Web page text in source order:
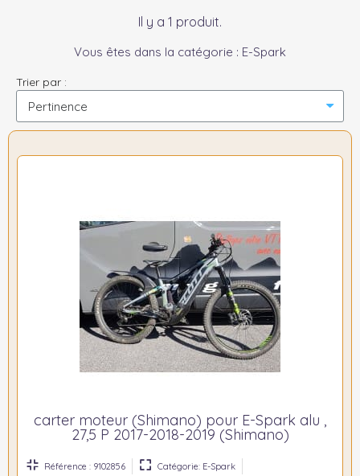
Il y a 1 produit.
Vous êtes dans la catégorie : E-Spark
Trier par :
carter moteur (Shimano) pour E-Spark alu ,
27,5 P 2017-2018-2019 (Shimano)
Référence : 9102856
Catégorie: E-Spark